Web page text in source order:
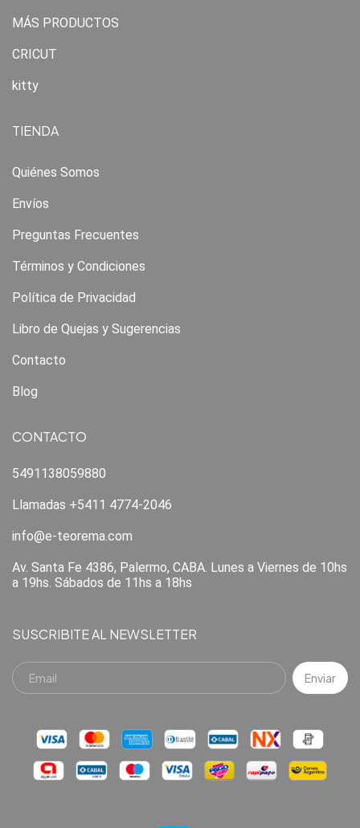
MÁS PRODUCTOS
CRICUT
kitty
TIENDA
Quiénes Somos
Envíos
Preguntas Frecuentes
Términos y Condiciones
Política de Privacidad
Libro de Quejas y Sugerencias
Contacto
Blog
CONTACTO
5491138059880
Llamadas +5411 4774-2046
info@e-teorema.com
Av. Santa Fe 4386, Palermo, CABA. Lunes a Viernes de 10hs
a 19hs. Sábados de 11hs a 18hs
SUSCRIBITE AL NEWSLETTER